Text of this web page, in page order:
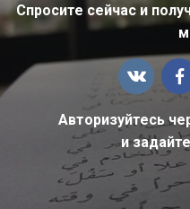
Спросите сейчас и
Авторизуйтесь
и